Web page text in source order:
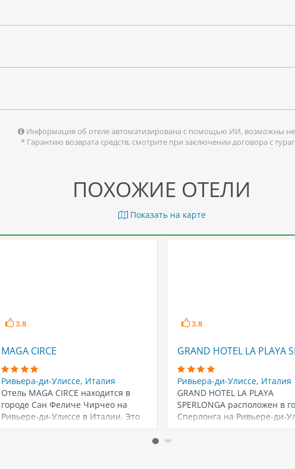
Информация об отеле автоматизирована с помощью ИИ, возможны
* Гарантию возврата средств, смотрите при заключении договора с
ПОХОЖИЕ ОТЕЛИ
Показать на карте
3.8
MAGA CIRCE
Ривьера-ди-Улиссе, Италия
Отель MAGA CIRCE находится в
городе Сан Феличе Чирчео на
Ривьере-ди-Улиссе в Италии. Это
популярный…
3.8
GRAND HOTEL LA PLAYA
Ривьера-ди-Улиссе, Италия
GRAND HOTEL LA PLAYA
SPERLONGA расположен в
Сперлонга на Ривьере-ди-
Италии. Этот отель…